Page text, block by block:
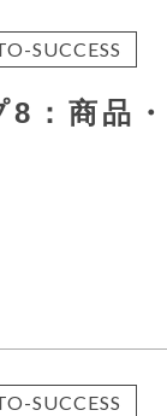
SUCCESS
8：商品
SUCCESS